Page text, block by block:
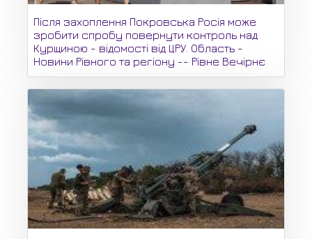
Після захоплення Покровська Росія може
зробити спробу повернути контроль над
Курщиною - відомості від ЦРУ. Область -
Новини Рівного та регіону -- Рівне Вечірнє